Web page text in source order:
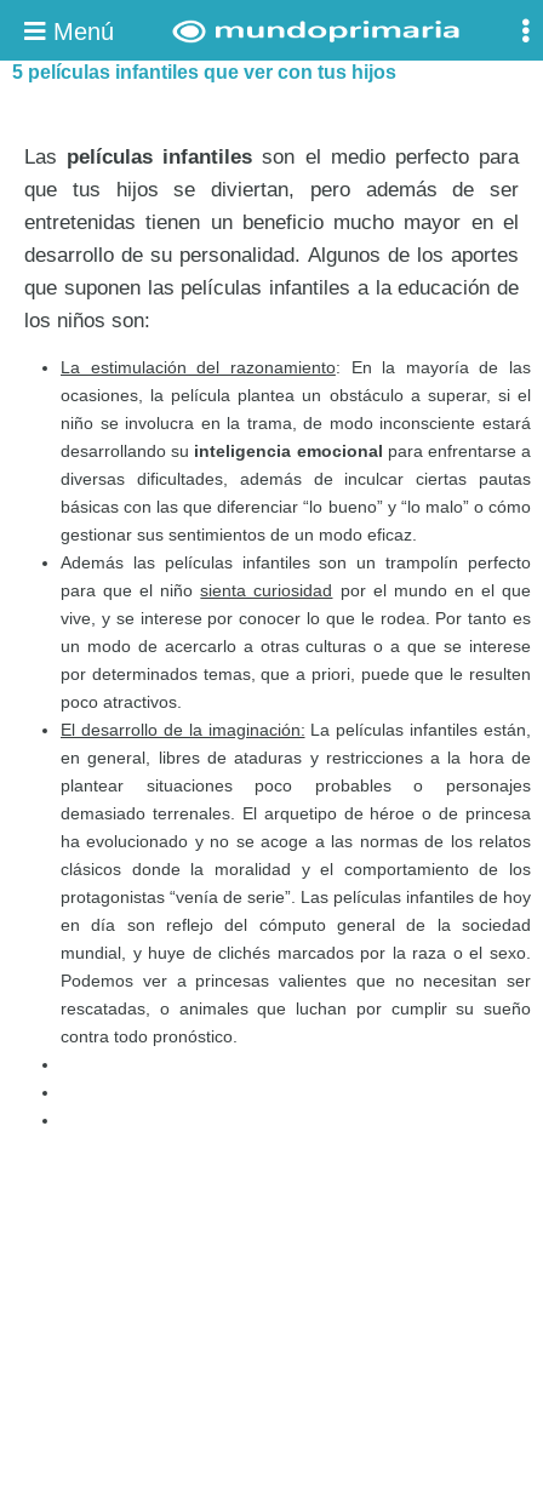
Menú
5 películas infantiles que ver con tus hijos
Las películas infantiles son el medio perfecto para
que tus hijos se diviertan, pero además de ser
entretenidas tienen un beneficio mucho mayor en el
desarrollo de su personalidad. Algunos de los aportes
que suponen las películas infantiles a la educación de
los niños son:
La estimulación del razonamiento: En la mayoría de las
ocasiones, la película plantea un obstáculo a superar, si el
niño se involucra en la trama, de modo inconsciente estará
desarrollando su inteligencia emocional para enfrentarse a
diversas dificultades, además de inculcar ciertas pautas
básicas con las que diferenciar “lo bueno” y “lo malo” o cómo
gestionar sus sentimientos de un modo eficaz.
Además las películas infantiles son un trampolín perfecto
para que el niñosienta curiosidad por el mundo en el que
vive, y se interese por conocer lo que le rodea. Por tanto es
un modo de acercarlo a otras culturas o a que se interese
por determinados temas, que a priori, puede que le resulten
poco atractivos.
El desarrollo de la imaginación: La películas infantiles están,
en general, libres de ataduras y restricciones a la hora de
plantear situaciones poco probables o personajes
demasiado terrenales. El arquetipo de héroe o de princesa
ha evolucionado y no se acoge a las normas de los relatos
clásicos donde la moralidad y el comportamiento de los
protagonistas “venía de serie”. Las películas infantiles de hoy
en día son reflejo del cómputo general de la sociedad
mundial, y huye de clichés marcados por la raza o el sexo.
Podemos ver a princesas valientes que no necesitan ser
rescatadas, o animales que luchan por cumplir su sueño
contra todo pronóstico.